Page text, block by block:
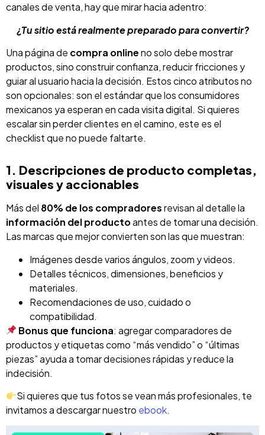
canales de venta, hay que mirar hacia adentro:
¿Tu sitio está realmente preparado para convertir?
Una página de compra onlineno solo debe mostrar
productos, sino construir confianza, reducir fricciones y
guiar al usuario hacia la decisión. Estos cinco atributos no
son opcionales: son el estándar que los consumidores
mexicanos ya esperan en cada visita digital. Si quieres
escalar sin perder clientes en el camino, este es el
checklist que no puede faltarte.
1. Descripciones de producto completas,
visuales y accionables
Más del 80% de los compradoresrevisan al detalle la
información del productoantes de tomar una decisión.
Las marcas que mejor convierten son las que muestran:
Imágenes desde varios ángulos, zoom y videos.
Detalles técnicos, dimensiones, beneficios y
materiales.
Recomendaciones de uso, cuidado o
compatibilidad.
Bonus que funciona: agregar comparadores de
productos y etiquetas como “más vendido” o “últimas
piezas” ayuda a tomar decisiones rápidas y reduce la
indecisión.
Si quieres que tus fotos se vean más profesionales, te
invitamos a descargar nuestro ebook.